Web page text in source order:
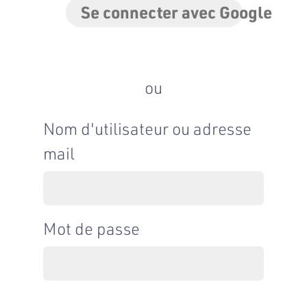
Se connecter avec Google
ou
Nom d'utilisateur ou adresse
mail
Mot de passe